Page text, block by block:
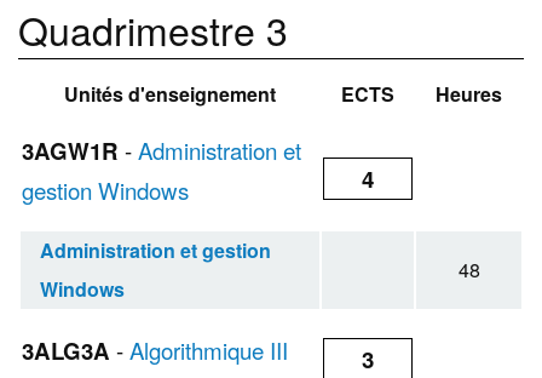
Quadrimestre 3
Unités d'enseignement ECTS Heures
3AGW1R -Administration et
gestion Windows
4
Administration et gestion
Windows
48
3ALG3A -Algorithmique III 3